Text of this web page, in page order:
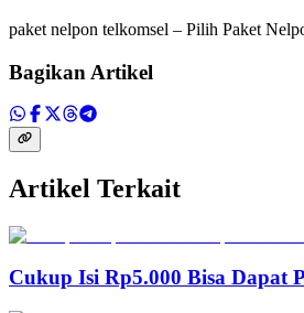
paket nelpon telkomsel – Pilih Paket
Bagikan Artikel
Artikel Terkait
Cukup Isi Rp5.000 Bisa Dapat